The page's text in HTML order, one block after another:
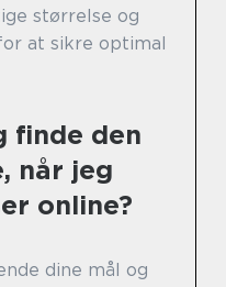
størrelse og
at sikre optimal
finde den
når jeg
online?
dine mål og